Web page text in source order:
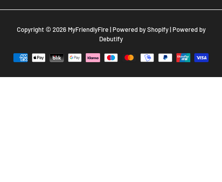
Copyright © 2026 MyFriendlyFire| Powered byShopify| Powered by
Debutify
Zahlungsarten